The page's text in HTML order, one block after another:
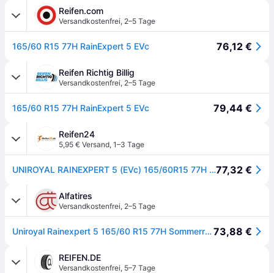
Reifen.com
Versandkostenfrei, 2–5 Tage
165/60 R15 77H RainExpert 5 EVc 76,12 €
Reifen Richtig Billig
Versandkostenfrei, 2–5 Tage
165/60 R15 77H RainExpert 5 EVc 79,44 €
Reifen24
5,95 € Versand, 1–3 Tage
UNIROYAL RAINEXPERT 5 (EVc) 165/60R15 77H (EVc) BSW77,32 €
Alfatires
Versandkostenfrei, 2–5 Tage
Uniroyal Rainexpert 5 165/60 R15 77H Sommerreifen73,88 €
REIFEN.DE
Versandkostenfrei, 5–7 Tage